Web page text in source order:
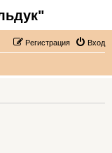
Вход
Регистрация